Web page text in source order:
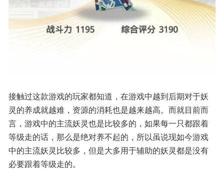
接触过这款游戏的玩家都知道，在游戏中越到后期对于妖
灵的养成就越难，资源的消耗也是越来越高。而就目前而
言，游戏中的主流妖灵也是比较多的，如果每一只都跟着
等级走的话，那么是绝对养不起的，所以虽说现如今游戏
中的主流妖灵比较多，但是大多用于辅助的妖灵都是没有
必要跟着等级走的。